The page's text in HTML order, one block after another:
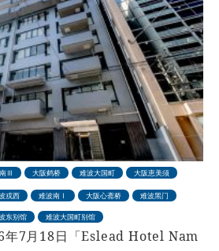
Ⅲ 大阪鹤桥 难波大国町 大阪恵美须
戎西 难波南Ⅰ 大阪心斋桥 难波黑门
东别馆 难波大国町别馆
年7月18日「Eslead Hotel Nam